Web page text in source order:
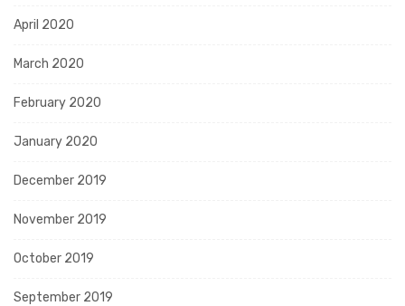
April 2020
March 2020
February 2020
January 2020
December 2019
November 2019
October 2019
September 2019